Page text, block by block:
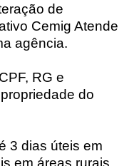
de
Cemig Atende
agência.
RG e
do
3 dias úteis em
em áreas rurais.